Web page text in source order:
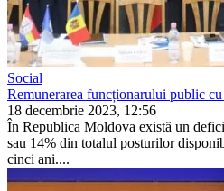
Social
Remunerarea funcționarului public
18 decembrie 2023, 12:56
În Republica Moldova există un
sau 14% din totalul posturilor
cinci ani....